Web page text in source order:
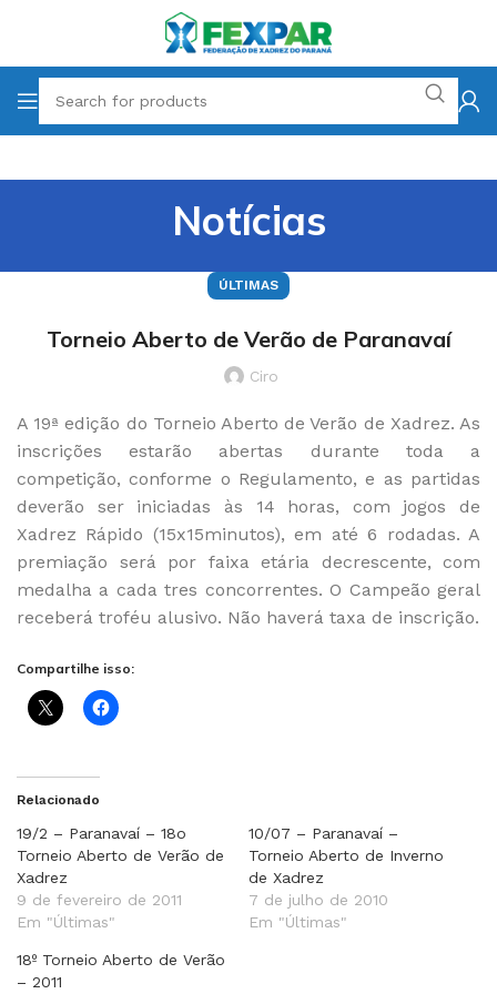
Notícias
ÚLTIMAS
Torneio Aberto de Verão de Paranavaí
Ciro
A 19ª edição do Torneio Aberto de Verão de Xadrez. As
inscrições estarão abertas durante toda a
competição, conforme o Regulamento, e as partidas
deverão ser iniciadas às 14 horas, com jogos de
Xadrez Rápido (15x15minutos), em até 6 rodadas. A
premiação será por faixa etária decrescente, com
medalha a cada tres concorrentes. O Campeão geral
receberá troféu alusivo. Não haverá taxa de inscrição.
Compartilhe isso:
Relacionado
19/2 – Paranavaí – 18o
Torneio Aberto de Verão de
Xadrez
9 de fevereiro de 2011
Em "Últimas"
10/07 – Paranavaí –
Torneio Aberto de Inverno
de Xadrez
7 de julho de 2010
Em "Últimas"
18º Torneio Aberto de Verão
– 2011